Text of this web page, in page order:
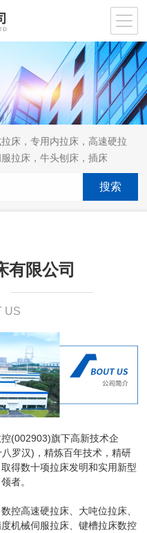
床，专用内拉床，高速硬拉
拉床，牛头刨床，插床
有限公司
US
(002903)旗下高新技术企
罗汉)，精炼百年技术，精研
得数十项拉床发明和实用新型
者。
高速硬拉床、大吨位拉床、
机械伺服拉床、键槽拉床数控